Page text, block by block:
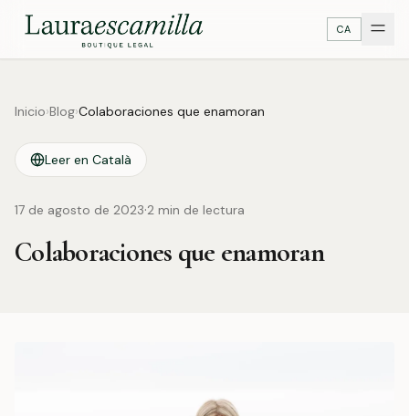
CA
Inicio›Blog›Colaboraciones que enamoran
Leer en Català
17 de agosto de 2023·2 min de lectura
Colaboraciones que enamoran